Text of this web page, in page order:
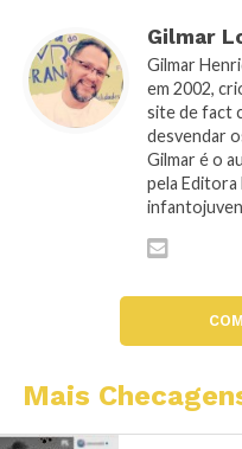
Gilmar
Gilmar
em 2002,
site de fact
desvendar
Gilmar é o
pela Editora
Mais